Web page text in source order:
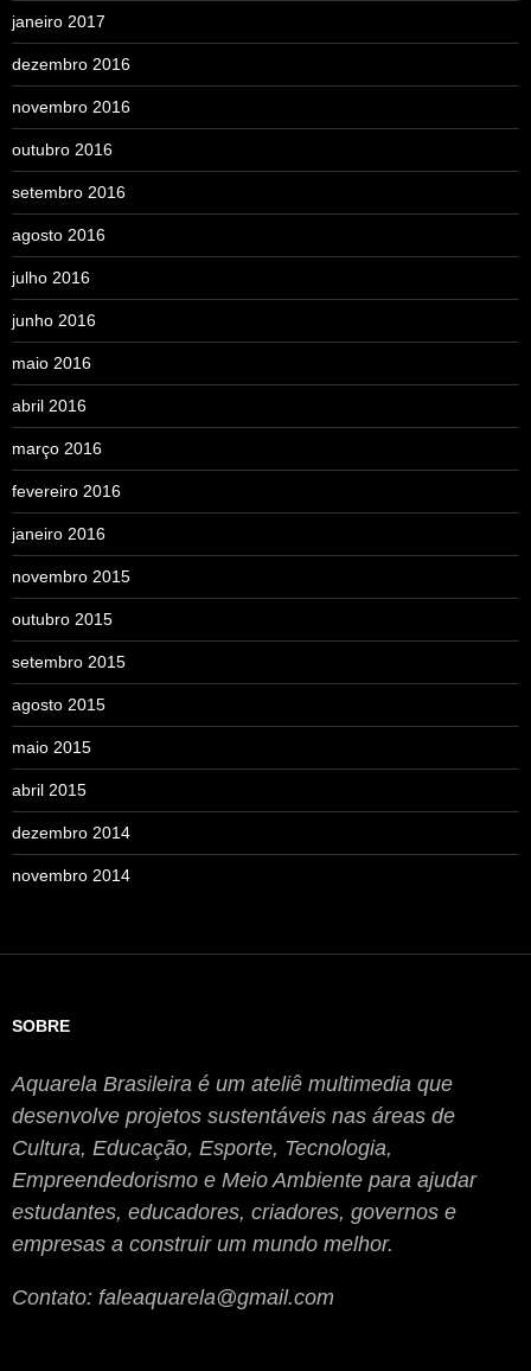
janeiro 2017
dezembro 2016
novembro 2016
outubro 2016
setembro 2016
agosto 2016
julho 2016
junho 2016
maio 2016
abril 2016
março 2016
fevereiro 2016
janeiro 2016
novembro 2015
outubro 2015
setembro 2015
agosto 2015
maio 2015
abril 2015
dezembro 2014
novembro 2014
SOBRE
Aquarela Brasileira é um ateliê multimedia que
desenvolve projetos sustentáveis nas áreas de
Cultura, Educação, Esporte, Tecnologia,
Empreendedorismo e Meio Ambiente para ajudar
estudantes, educadores, criadores, governos e
empresas a construir um mundo melhor.
Contato: faleaquarela@gmail.com